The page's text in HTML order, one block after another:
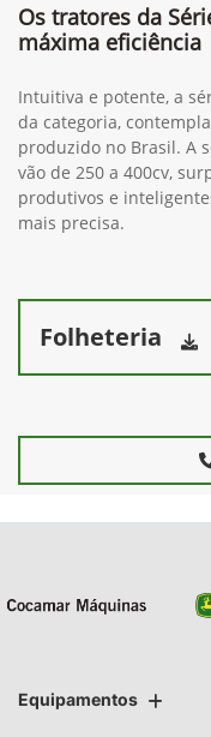
Os tratores da
máxima eficiência
Intuitiva e potente, a
da categoria,
produzido no Brasil. A
vão de 250 a 400cv,
produtivos e
mais precisa.
Folheteria
Equipamentos